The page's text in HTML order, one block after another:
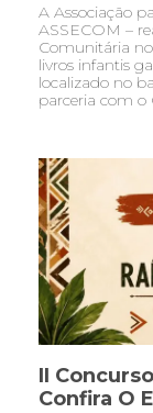
A Associação
ASSECOM –
Comunitária
livros infantis
localizado no
parceria com
II
Confira O